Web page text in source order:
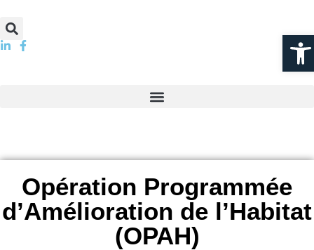
Opération Programmée
d’Amélioration de l’Habitat
(OPAH)